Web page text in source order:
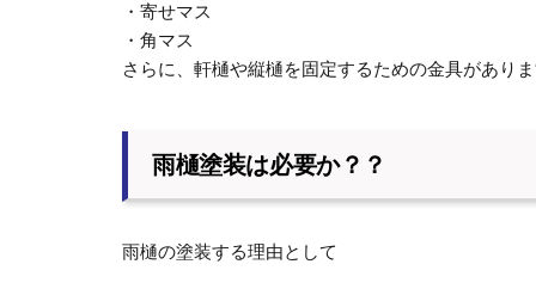
・寄せマス
・角マス
さらに、軒樋や縦樋を固定するための金具があり
雨樋塗装は必要か？？
雨樋の塗装する理由として